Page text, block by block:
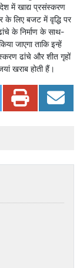
में खाद्य प्रसंस्करण
के लिए बजट में वृद्धि पर
के निर्माण के साथ-
जाएगा ताकि इन्हें
ढांचे और शीत गृहों
खराब होती हैं।